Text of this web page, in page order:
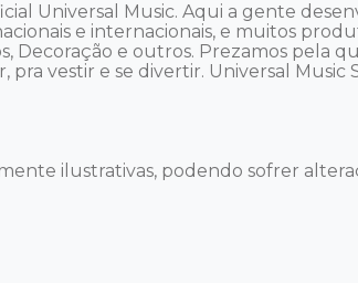
Universal Music. Aqui a gente
e internacionais, e muitos
Decoração e outros. Prezamos pela
vestir e se divertir. Universal Music
ilustrativas, podendo sofrer